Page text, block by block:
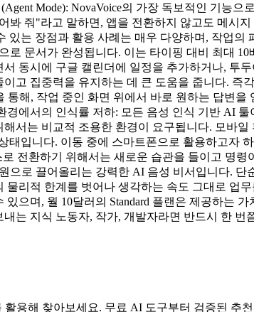
Mode): NovaVoice의 가장 독보적인 기능
봐 줘"라고 말하면, 앱을 전환하지 않고도 메시
있는 장점과 활용 사례는 매우 다양하며, 작업
로 문서가 완성됩니다. 이는 타이핑 대비 최대
동시에 구글 캘린더에 일정을 추가하거나, 투
고 집중력을 유지하는 데 큰 도움을 줍니다.
해, 작업 중인 화면 위에서 바로 원하는 답변
경에서의 인식률 저하: 모든 음성 인식 기반 AI
서는 비교적 조용한 환경이 요구됩니다. 모바
태입니다. 이동 중에 스마트폰으로 활용하고
전환하기 위해서는 새로운 습관을 들이고 명
으로 끌어올리는 강력한 AI 음성 비서입니다.
물리적 한계를 벗어나 생각하는 속도 그대로 업
으며, 월 10달러의 Standard 플랜은 제공하는
는 지식 노동자, 작가, 개발자라면 반드시 한 번
용해 찾아보세요. 무료 AI 도구부터 검증된 추